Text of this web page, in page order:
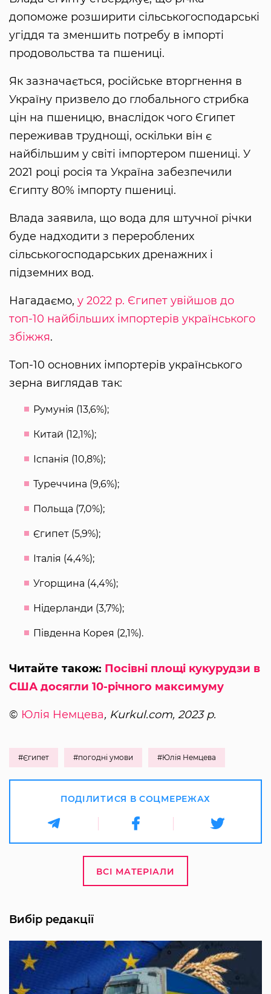
допоможе розширити сільськогосподарські
угіддя та зменшить потребу в імпорті
продовольства та пшениці.
Як зазначається, російське вторгнення в
Україну призвело до глобального стрибка
цін на пшеницю, внаслідок чого Єгипет
переживав труднощі, оскільки він є
найбільшим у світі імпортером пшениці. У
2021 році росія та Україна забезпечили
Єгипту 80% імпорту пшениці.
Влада заявила, що вода для штучної річки
буде надходити з перероблених
сільськогосподарських дренажних і
підземних вод.
Нагадаємо, у 2022 р. Єгипет увійшов до
топ-10 найбільших імпортерів українського
збіжжя.
Топ-10 основних імпортерів українського
зерна виглядав так:
Румунія (13,6%);
Китай (12,1%);
Іспанія (10,8%);
Туреччина (9,6%);
Польща (7,0%);
Єгипет (5,9%);
Італія (4,4%);
Угорщина (4,4%);
Нідерланди (3,7%);
Південна Корея (2,1%).
Читайте також: Посівні площі кукурудзи в
США досягли 10-річного максимуму
© Юлія Немцева, Kurkul.com, 2023 р.
#Єгипет #погодні умови #Юлія Немцева
ПОДІЛИТИСЯ В СОЦМЕРЕЖАХ
ВСІ МАТЕРІАЛИ
Вибір редакції